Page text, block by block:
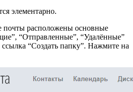
элементарно.
почты расположены основные
“Отправленные”, “Удалённые”
“Создать папку”. Нажмите на